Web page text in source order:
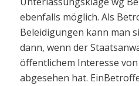
ebenfalls möglich. Als
Beleidigungen kann man
dann, wenn der
öffentlichem Interesse
abgesehen hat.